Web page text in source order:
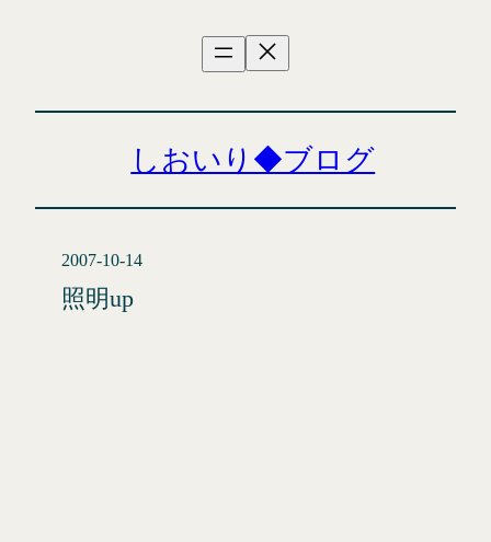
しおいり◆ブログ
2007-10-14
照明up